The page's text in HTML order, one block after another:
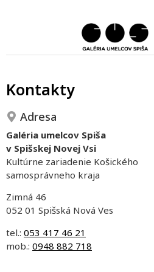
Kontakty
Adresa
Galéria umelcov Spiša
v Spišskej Novej Vsi
Kultúrne zariadenie Košického
samosprávneho kraja
Zimná 46
052 01 Spišská Nová Ves
tel.: 053 417 46 21
mob.: 0948 882 718